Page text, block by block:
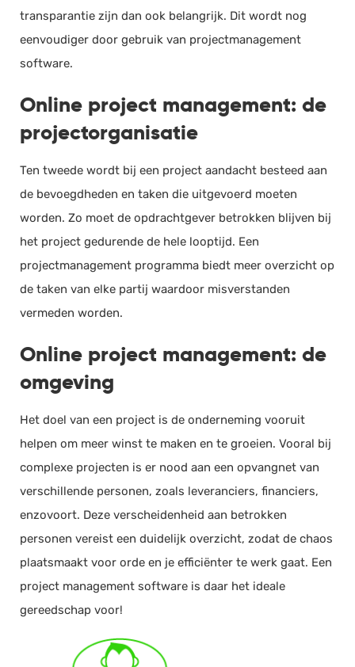
transparantie zijn dan ook belangrijk. Dit wordt nog
eenvoudiger door gebruik van projectmanagement
software.
Online project management: de
projectorganisatie
Ten tweede wordt bij een project aandacht besteed aan
de bevoegdheden en taken die uitgevoerd moeten
worden. Zo moet de opdrachtgever betrokken blijven bij
het project gedurende de hele looptijd. Een
projectmanagement programma biedt meer overzicht op
de taken van elke partij waardoor misverstanden
vermeden worden.
Online project management: de
omgeving
Het doel van een project is de onderneming vooruit
helpen om meer winst te maken en te groeien. Vooral bij
complexe projecten is er nood aan een opvangnet van
verschillende personen, zoals leveranciers, financiers,
enzovoort. Deze verscheidenheid aan betrokken
personen vereist een duidelijk overzicht, zodat de chaos
plaatsmaakt voor orde en je efficiënter te werk gaat. Een
project management software is daar het ideale
gereedschap voor!